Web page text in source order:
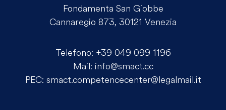
Fondamenta San Giobbe
Cannaregio 873, 30121 Venezia
Telefono: +39 049 099 1196
Mail: info@smact.cc
PEC: smact.competencecenter@legalmail.it